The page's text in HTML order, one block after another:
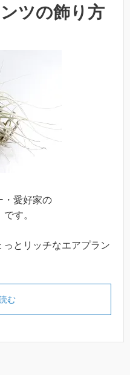
ツの飾り方
・愛好家の
す。
とリッチなエアプラン
む